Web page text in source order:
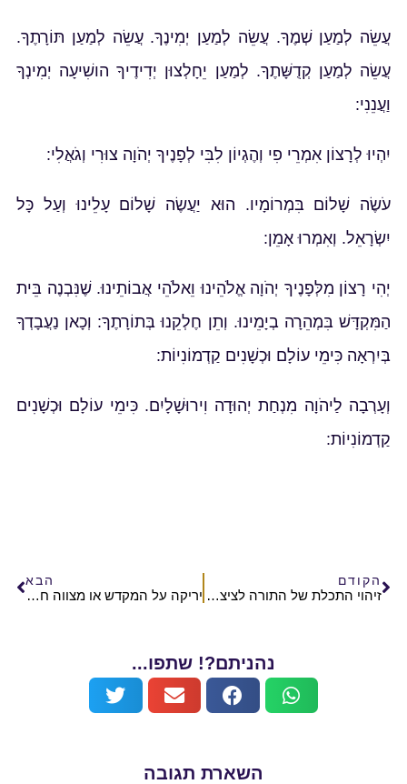
עֲשֵׂה לְמַעַן שְׁמֶךָ. עֲשֵׂה לְמַעַן יְמִינֶךָ. עֲשֵׂה לְמַעַן תּוֹרָתֶךָ.
עֲשֵׂה לְמַעַן קְדֻשָּׁתֶךָ. לְמַעַן יֵחָלְצוּן יְדִידֶיךָ הושִׁיעָה יְמִינְךָ
וַעֲנֵנִי:
יִהְיוּ לְרָצוֹן אִמְרֵי פִי וְהֶגְיוֹן לִבִּי לְפָנֶיךָ יְהֹוָה צוּרִי וְגֹאֲלִי:
עֹשֶׂה שָׁלוֹם בִּמְרוֹמָיו. הוּא יַעֲשֶׂה שָׁלוֹם עָלֵינוּ וְעַל כָּל
יִשְׂרָאֵל. וְאִמְרוּ אָמֵן:
יְהִי רָצוֹן מִלְּפָנֶיךָ יְהֹוָה אֱלֹהֵינוּ וֵאלֹהֵי אֲבוֹתֵינוּ. שֶׁנִּבְנֶה בֵּית
הַמִּקְדָּשׁ בִּמְהֵרָה בְיָמֵינוּ. וְתֵן חֶלְקֵנוּ בְּתוֹרָתֶךָ: וְכָאן נַעֲבָדְךָ
בְּיִרְאָה כִּימֵי עוֹלָם וּכְשָׁנִים קַדְמוֹנִיוֹת:
וְעָרְבָה לַיהֹוָה מִנְחַת יְהוּדָה וִירוּשָׁלָיִם. כִּימֵי עוֹלָם וּכְשָׁנִים
קַדְמוֹנִיוֹת:
הקודם
זיהוי התכלת של התורה לציצית ובגדי כהונה
הבא
יריקה על המקדש או מצווה חשובה?
נהניתם?! שתפו...
השארת תגובה